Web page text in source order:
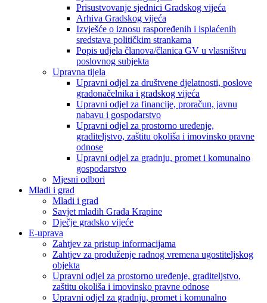
Prisustvovanje sjednici Gradskog vijeća
Arhiva Gradskog vijeća
Izvješće o iznosu raspoređenih i isplaćenih
sredstava političkim strankama
Popis udjela članova/članica GV u vlasništvu
poslovnog subjekta
Upravna tijela
Upravni odjel za društvene djelatnosti, poslove
gradonačelnika i gradskog vijeća
Upravni odjel za financije, proračun, javnu
nabavu i gospodarstvo
Upravni odjel za prostorno uređenje,
graditeljstvo, zaštitu okoliša i imovinsko pravne
odnose
Upravni odjel za gradnju, promet i komunalno
gospodarstvo
Mjesni odbori
Mladi i grad
Mladi i grad
Savjet mladih Grada Krapine
Dječje gradsko vijeće
E-uprava
Zahtjev za pristup informacijama
Zahtjev za produženje radnog vremena ugostiteljskog
objekta
Upravni odjel za prostorno uređenje, graditeljstvo,
zaštitu okoliša i imovinsko pravne odnose
Upravni odjel za gradnju, promet i komunalno